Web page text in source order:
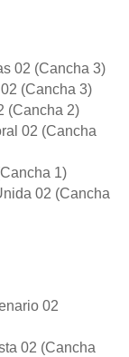
02 (Cancha 3)
(Cancha 3)
(Cancha 2)
02 (Cancha
1)
02 (Cancha
02
02 (Cancha